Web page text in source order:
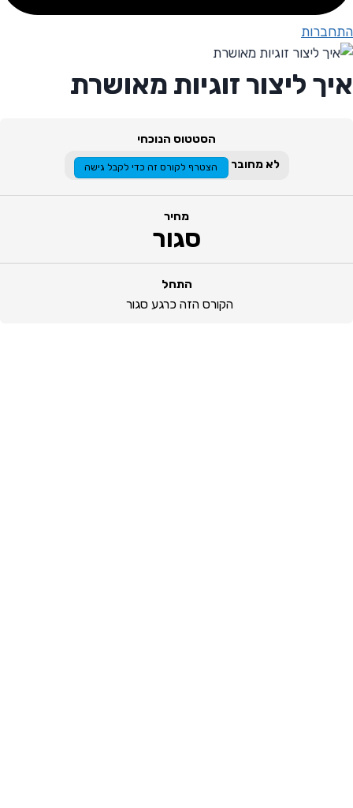
התחברות
איך ליצור זוגיות מאושרת
הסטטוס הנוכחי
לא מחובר
הצטרף לקורס זה כדי לקבל גישה
מחיר
סגור
התחל
הקורס הזה כרגע סגור